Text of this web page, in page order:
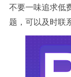
不要一味追求低
题，可以及时联